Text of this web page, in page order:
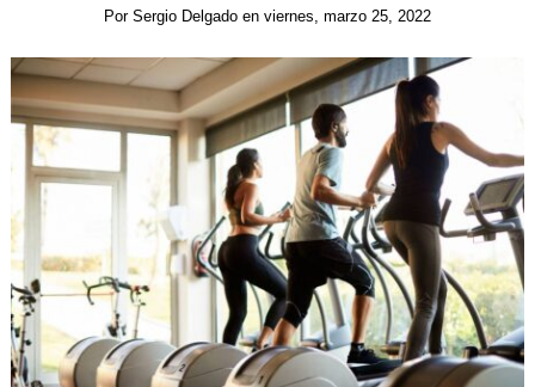
Por Sergio Delgado en viernes, marzo 25, 2022